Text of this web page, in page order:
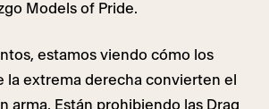
Models of Pride.
estamos viendo cómo los
la extrema derecha convierten el
arma. Están prohibiendo las Drag